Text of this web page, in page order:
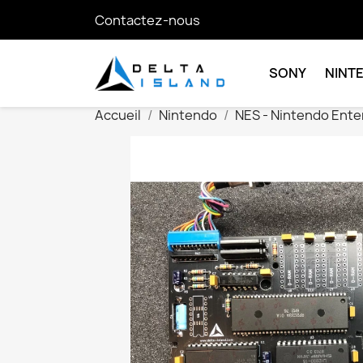
Contactez-nous
SONY
Accueil Nintendo NES - Nintendo